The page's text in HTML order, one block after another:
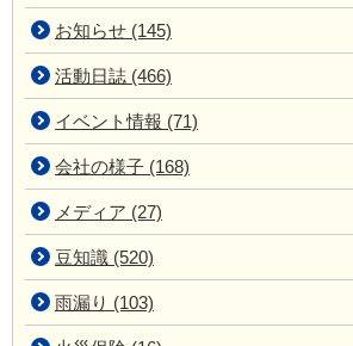
お知らせ (145)
活動日誌 (466)
イベント情報 (71)
会社の様子 (168)
メディア (27)
豆知識 (520)
雨漏り (103)